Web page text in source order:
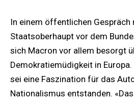
In einem öffentlichen
Staatsoberhaupt vor dem
sich Macron vor allem besorgt
Demokratiemüdigkeit in
sei eine Faszination für das
Nationalismus entstanden.